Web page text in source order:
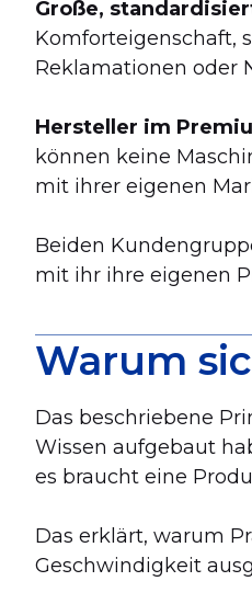
Große,
Komforteigenschaft,
Reklamationen oder
Hersteller im
können keine
mit ihrer eigenen
Beiden
mit ihr ihre eigenen
Warum
Das beschriebene
Wissen aufgebaut
es braucht eine
Das erklärt, warum
Geschwindigkeit